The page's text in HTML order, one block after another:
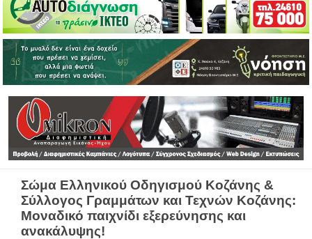
Σώμα Ελληνικού Οδηγισμού Κοζάνης &
Σύλλογος Γραμμάτων και Τεχνών Κοζάνης:
Μοναδικό παιχνίδι εξερεύνησης και
ανακάλυψης!